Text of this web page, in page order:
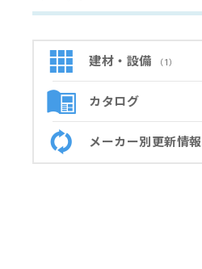
建材・設備 （1）
カタログ
メーカー別更新情報